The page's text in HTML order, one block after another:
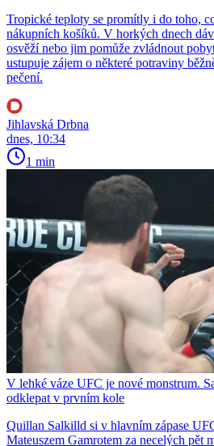
Tropické teploty se promítly i do toho,
nákupních košíků. V horkých dnech
osvěží nebo jim pomůže zvládnout
ustupuje zájem o některé potraviny
pečení.
Jihlavská Drbna
dnes, 10:34
1 min
V lehké váze UFC je nové monstrum.
odklepat v prvním kole
Quillan Salkilld si v hlavním zápase
Mateuszem Gamrotem za necelých pět